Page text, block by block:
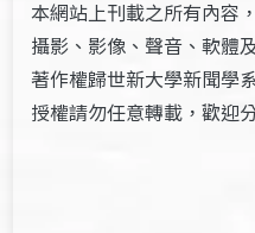
本網站上刊載之所有內容
攝影、影像、聲音、軟體
著作權歸世新大學新聞學
授權請勿任意轉載，歡迎